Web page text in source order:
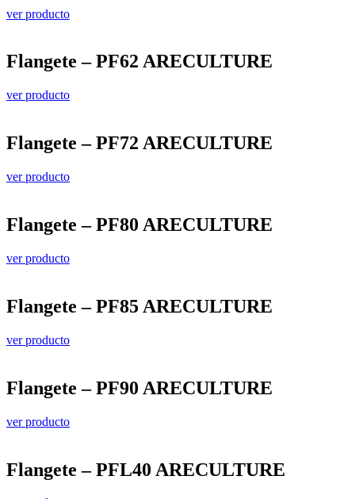
ver producto
Flangete – PF62 ARECULTURE
ver producto
Flangete – PF72 ARECULTURE
ver producto
Flangete – PF80 ARECULTURE
ver producto
Flangete – PF85 ARECULTURE
ver producto
Flangete – PF90 ARECULTURE
ver producto
Flangete – PFL40 ARECULTURE